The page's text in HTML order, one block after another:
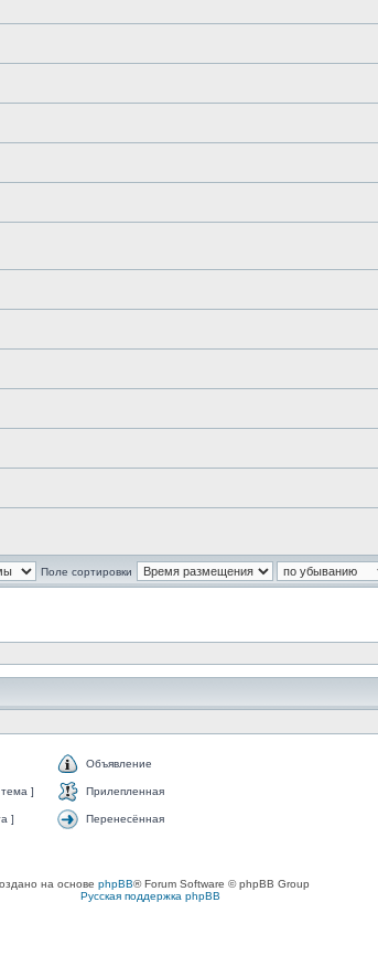
Поле сортировки
Объявление
] Прилепленная
] Перенесённая
на основе phpBB® Forum Software © phpBB Group
Русская поддержка phpBB